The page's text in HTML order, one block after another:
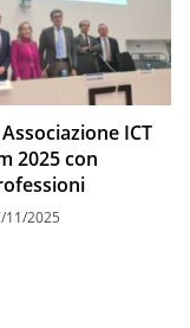
ICT
2025 con
11/2025